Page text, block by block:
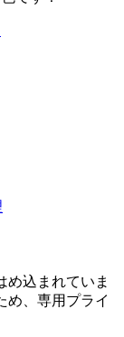
め込まれていま
め、専用プライ